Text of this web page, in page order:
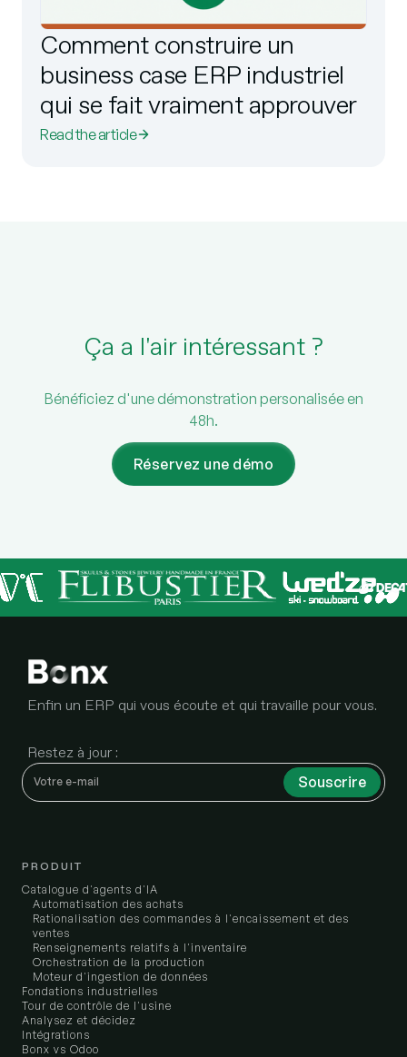
Comment construire un
business case ERP industriel
qui se fait vraiment approuver
Read the article
Ça a l'air intéressant ?
Bénéficiez d'une démonstration personalisée en
48h.
Réservez une démo
Enfin un ERP qui vous écoute et qui travaille pour vous.
Restez à jour :
PRODUIT
Catalogue d'agents d'IA
Automatisation des achats
Rationalisation des commandes à l'encaissement et des
ventes
Renseignements relatifs à l'inventaire
Orchestration de la production
Moteur d'ingestion de données
Fondations industrielles
Tour de contrôle de l'usine
Analysez et décidez
Intégrations
Bonx vs Odoo